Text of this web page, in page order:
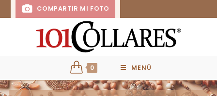
COMPARTIR MI FOTO
0 MENÚ